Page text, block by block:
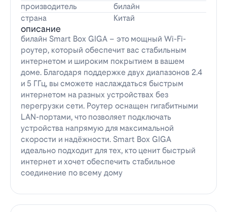
производитель
билайн
страна
Китай
описание
билайн Smart Box GIGA – это мощный Wi-Fi-
роутер, который обеспечит вас стабильным
интернетом и широким покрытием в вашем
доме. Благодаря поддержке двух диапазонов 2.4
и 5 ГГц, вы сможете наслаждаться быстрым
интернетом на разных устройствах без
перегрузки сети. Роутер оснащен гигабитными
LAN-портами, что позволяет подключать
устройства напрямую для максимальной
скорости и надёжности. Smart Box GIGA
идеально подходит для тех, кто ценит быстрый
интернет и хочет обеспечить стабильное
соединение по всему дому